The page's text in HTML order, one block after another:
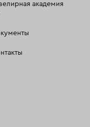
академия